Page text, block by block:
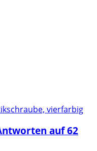
vierfarbig
auf 62